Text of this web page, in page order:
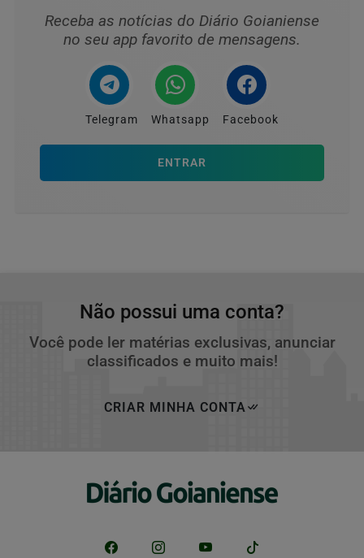
Receba as notícias do Diário Goianiense
no seu app favorito de mensagens.
Telegram Whatsapp Facebook
ENTRAR
Não possui uma conta?
Você pode ler matérias exclusivas, anunciar
classificados e muito mais!
CRIAR MINHA CONTA